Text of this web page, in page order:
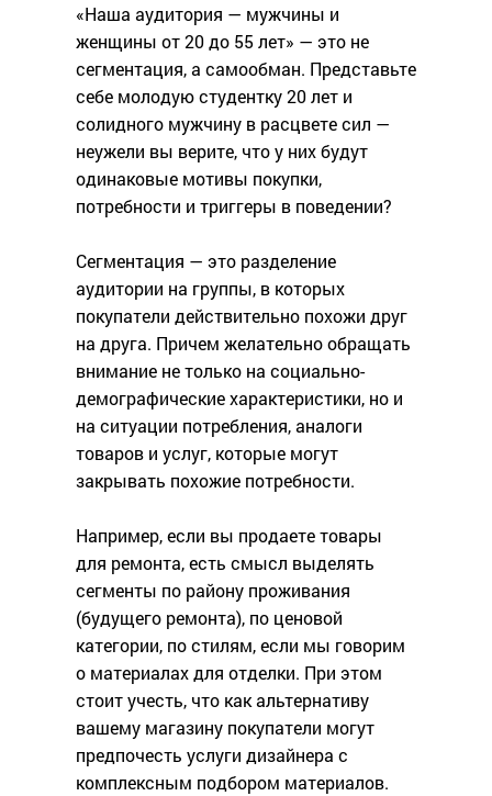
«Наша аудитория — мужчины и
женщины от 20 до 55 лет» — это не
сегментация, а самообман. Представьте
себе молодую студентку 20 лет и
солидного мужчину в расцвете сил —
неужели вы верите, что у них будут
одинаковые мотивы покупки,
потребности и триггеры в поведении?
Сегментация — это разделение
аудитории на группы, в которых
покупатели действительно похожи друг
на друга. Причем желательно обращать
внимание не только на социально-
демографические характеристики, но и
на ситуации потребления, аналоги
товаров и услуг, которые могут
закрывать похожие потребности.
Например, если вы продаете товары
для ремонта, есть смысл выделять
сегменты по району проживания
(будущего ремонта), по ценовой
категории, по стилям, если мы говорим
о материалах для отделки. При этом
стоит учесть, что как альтернативу
вашему магазину покупатели могут
предпочесть услуги дизайнера с
комплексным подбором материалов.